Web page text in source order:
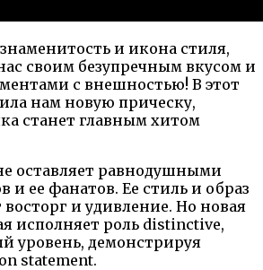
и икона стиля,
своим безупречным вкусом и
с внешностью! В этот
нам новую прическу,
станет главным хитом
оставляет равнодушными
и ее фанатов. Ее стиль и образ
и удивление. Но новая
исполняет роль distinctive,
уровень, демонстрируя
statement.